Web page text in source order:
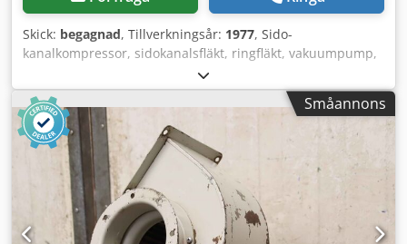
Skick: begagnad, Tillverkningsår: 1977, Sido­
kanalkompressor, sidokanalsfläkt, ringfläkt, vakuumpump,
fläkt -Tillverkare: Becker, sidokanal-vakuumpump,
sidokanal-kompressor -Typ: SKG 340-2V.02 -Drivning: Dietz
3,0 kW 2870 varv/min -Varvtal: 2850 varv/min Crodjun
Dwmspfx Ahljf -Flöde: 250 m³/h -Kompressions­tryck: 240
mbar -Mått: Ø 480 x 560 mm -Vikt: 67 kg/st.
Småannons